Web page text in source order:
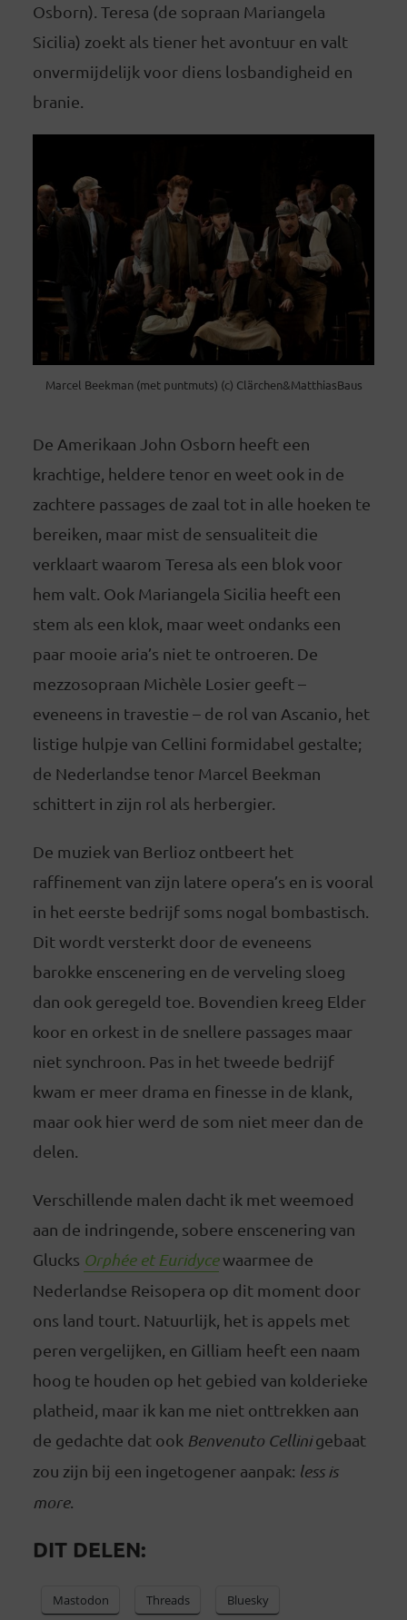
Osborn). Teresa (de sopraan Mariangela
Sicilia) zoekt als tiener het avontuur en valt
onvermijdelijk voor diens losbandigheid en
branie.
Marcel Beekman (met puntmuts) (c) Clärchen&MatthiasBaus
De Amerikaan John Osborn heeft een
krachtige, heldere tenor en weet ook in de
zachtere passages de zaal tot in alle hoeken te
bereiken, maar mist de sensualiteit die
verklaart waarom Teresa als een blok voor
hem valt. Ook Mariangela Sicilia heeft een
stem als een klok, maar weet ondanks een
paar mooie aria’s niet te ontroeren. De
mezzosopraan Michèle Losier geeft –
eveneens in travestie – de rol van Ascanio, het
listige hulpje van Cellini formidabel gestalte;
de Nederlandse tenor Marcel Beekman
schittert in zijn rol als herbergier.
De muziek van Berlioz ontbeert het
raffinement van zijn latere opera’s en is vooral
in het eerste bedrijf soms nogal bombastisch.
Dit wordt versterkt door de eveneens
barokke enscenering en de verveling sloeg
dan ook geregeld toe. Bovendien kreeg Elder
koor en orkest in de snellere passages maar
niet synchroon. Pas in het tweede bedrijf
kwam er meer drama en finesse in de klank,
maar ook hier werd de som niet meer dan de
delen.
Verschillende malen dacht ik met weemoed
aan de indringende, sobere enscenering van
Glucks Orphée et Euridycewaarmee de
Nederlandse Reisopera op dit moment door
ons land tourt. Natuurlijk, het is appels met
peren vergelijken, en Gilliam heeft een naam
hoog te houden op het gebied van kolderieke
platheid, maar ik kan me niet onttrekken aan
de gedachte dat ook Benvenuto Cellinigebaat
zou zijn bij een ingetogener aanpak: less is
more.
DIT DELEN:
Mastodon Threads Bluesky